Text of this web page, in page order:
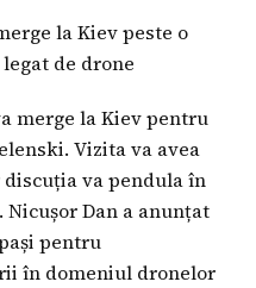
la Kiev peste o
de drone
merge la Kiev pentru
Vizita va avea
va pendula în
Dan a anunțat
pentru
în domeniul dronelor